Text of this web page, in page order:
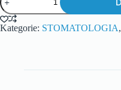
Kategorie: STOMATOLOGIA,